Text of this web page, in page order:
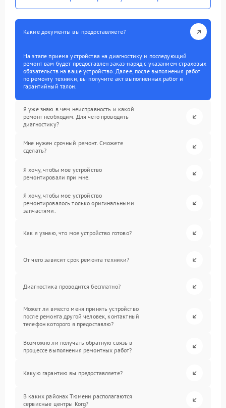
Какие документы вы предоставляете?
На этапе приема устройства на диагностику и последующий
ремонт вам будет предоставлен заказ-наряд с указанием страховых
обязательств на ваше устройство. Далее, после выполнения работ
по ремонту техники, вы получите акт выполненных работ и
гарантийный талон.
Я уже знаю в чем неисправность и какой
ремонт необходим. Для чего проводить
диагностику?
Мне нужен срочный ремонт. Сможете
сделать?
Я хочу, чтобы мое устройство
ремонтировали при мне.
Я хочу, чтобы мое устройство
ремонтировалось только оригинальными
запчастями.
Как я узнаю, что мое устройство готово?
От чего зависит срок ремонта техники?
Диагностика проводится бесплатно?
Может ли вместо меня принять устройство
после ремонта другой человек, контактный
телефон которого я предоставлю?
Возможно ли получать обратную связь в
процессе выполнения ремонтных работ?
Какую гарантию вы предоставляете?
В каких районах Тюмени располагаются
сервисные центры Korg?